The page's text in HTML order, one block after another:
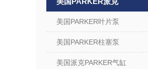
美国PARKER叶片泵
美国PARKER柱塞泵
美国派克PARKER气缸